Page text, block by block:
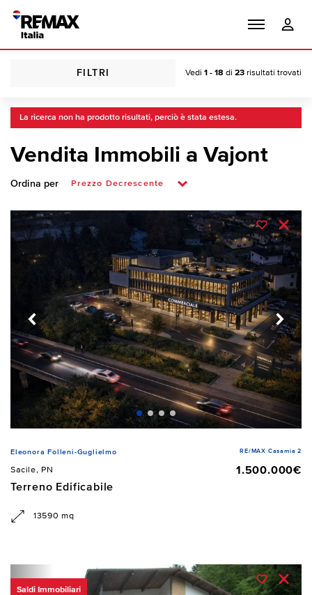
FILTRI Vedi 1 - 18 di 23 risultati trovati
La ricerca non ha prodotto risultati, perciò è stata estesa.
Vendita Immobili a Vajont
Ordina per
Eleonora Folleni-Guglielmo RE/MAX Casamia 2
Sacile, PN
1.500.000€
Terreno Edificabile
13590 mq
Saldi Immobiliari